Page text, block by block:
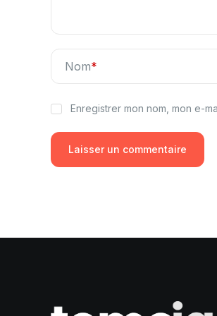
Nom*
Enregistrer mon nom, mon e-